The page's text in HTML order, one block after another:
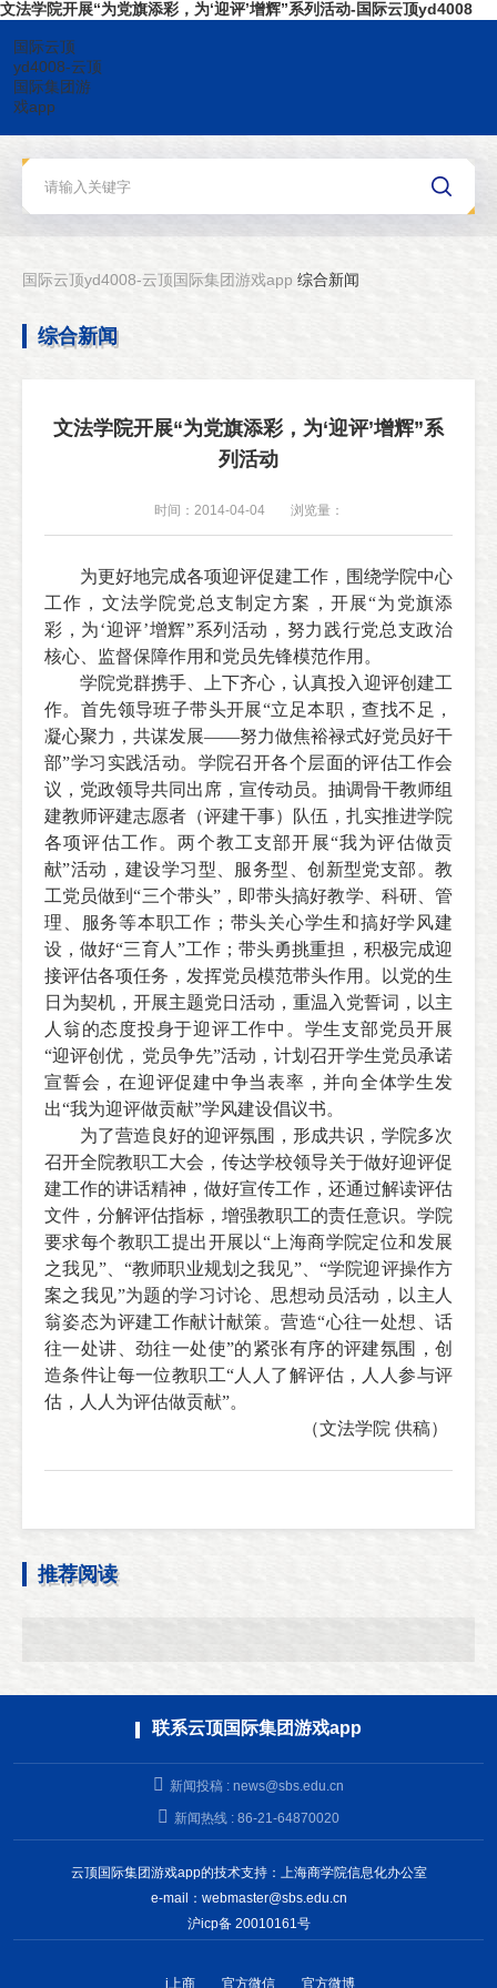
文法学院开展“为党旗添彩，为‘迎评’增辉”系列活动-国际云顶yd4008
国际云顶
yd4008-云顶
国际集团游
戏app
国际云顶yd4008-云顶国际集团游戏app 综合新闻
综合新闻
文法学院开展“为党旗添彩，为‘迎评’增辉”系
列活动
时间：2014-04-04 浏览量：
为更好地完成各项迎评促建工作，围绕学院中心
工作，文法学院党总支制定方案，开展“为党旗添
彩，为‘迎评’增辉”系列活动，努力践行党总支政治
核心、监督保障作用和党员先锋模范作用。
学院党群携手、上下齐心，认真投入迎评创建工
作。首先领导班子带头开展“立足本职，查找不足，
凝心聚力，共谋发展——努力做焦裕禄式好党员好干
部”学习实践活动。学院召开各个层面的评估工作会
议，党政领导共同出席，宣传动员。抽调骨干教师组
建教师评建志愿者（评建干事）队伍，扎实推进学院
各项评估工作。两个教工支部开展“我为评估做贡
献”活动，建设学习型、服务型、创新型党支部。教
工党员做到“三个带头”，即带头搞好教学、科研、管
理、服务等本职工作；带头关心学生和搞好学风建
设，做好“三育人”工作；带头勇挑重担，积极完成迎
接评估各项任务，发挥党员模范带头作用。以党的生
日为契机，开展主题党日活动，重温入党誓词，以主
人翁的态度投身于迎评工作中。学生支部党员开展
“迎评创优，党员争先”活动，计划召开学生党员承诺
宣誓会，在迎评促建中争当表率，并向全体学生发
出“我为迎评做贡献”学风建设倡议书。
为了营造良好的迎评氛围，形成共识，学院多次
召开全院教职工大会，传达学校领导关于做好迎评促
建工作的讲话精神，做好宣传工作，还通过解读评估
文件，分解评估指标，增强教职工的责任意识。学院
要求每个教职工提出开展以“上海商学院定位和发展
之我见”、“教师职业规划之我见”、“学院迎评操作方
案之我见”为题的学习讨论、思想动员活动，以主人
翁姿态为评建工作献计献策。营造“心往一处想、话
往一处讲、劲往一处使”的紧张有序的评建氛围，创
造条件让每一位教职工“人人了解评估，人人参与评
估，人人为评估做贡献”。
（文法学院 供稿）
推荐阅读
联系云顶国际集团游戏app
新闻投稿 : news@sbs.edu.cn
新闻热线 : 86-21-64870020
云顶国际集团游戏app的技术支持：上海商学院信息化办公室
e-mail： webmaster@sbs.edu.cn
沪icp备 20010161号
i上商 官方微信 官方微博